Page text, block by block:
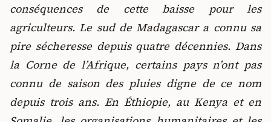
conséquences de cette baisse pour les
agriculteurs. Le sud de Madagascar a connu sa
pire sécheresse depuis quatre décennies. Dans
la Corne de l’Afrique, certains pays n’ont pas
connu de saison des pluies digne de ce nom
depuis trois ans. En Éthiopie, au Kenya et en